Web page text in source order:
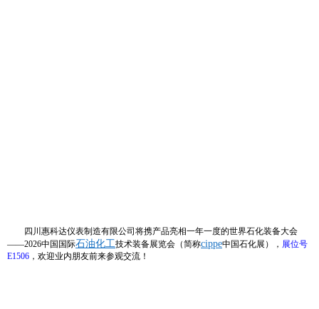
四川惠科达仪表制造有限公司将携产品亮相一年一度的世界石化装备大会
——2026中国国际石油化工技术装备展览会（简称cippe中国石化展）， 展位号
E1506 ，欢迎业内朋友前来参观交流！